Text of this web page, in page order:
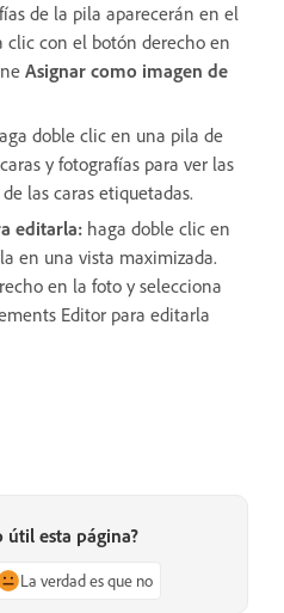
de la pila aparecerán en el
clic con el botón derecho en
Asignar como imagen de
doble clic en una pila de
y fotografías para ver las
las caras etiquetadas.
editarla: haga doble clic en
en una vista maximizada.
en la foto y selecciona
Editor para editarla
útil esta página?
La verdad es que no